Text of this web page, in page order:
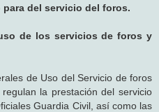
del servicio del foros.
de los servicios de foros y
de Uso del Servicio de foros
la prestación del servicio
Guardia Civil, así como las